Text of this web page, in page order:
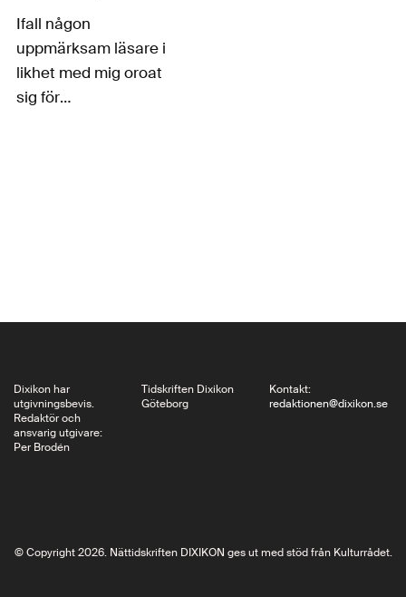
Ifall någon
uppmärksam läsare i
likhet med mig oroat
sig för
Dixikon har
utgivningsbevis.
Redaktör och
ansvarig utgivare:
Per Brodén
Tidskriften Dixikon
Göteborg
Kontakt:
redaktionen@dixikon.se
© Copyright 2026. Nättidskriften DIXIKON ges ut med stöd från Kulturrådet.